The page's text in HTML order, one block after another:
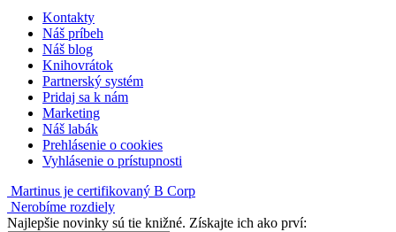
Kontakty
Náš príbeh
Náš blog
Knihovrátok
Partnerský systém
Pridaj sa k nám
Marketing
Náš labák
Prehlásenie o cookies
Vyhlásenie o prístupnosti
Martinus je certifikovaný B Corp
Nerobíme rozdiely
Najlepšie novinky sú tie knižné. Získajte ich ako prví: